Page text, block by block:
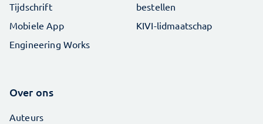
Tijdschrift
Mobiele App
Engineering Works
bestellen
KIVI-lidmaatschap
Over ons
Auteurs